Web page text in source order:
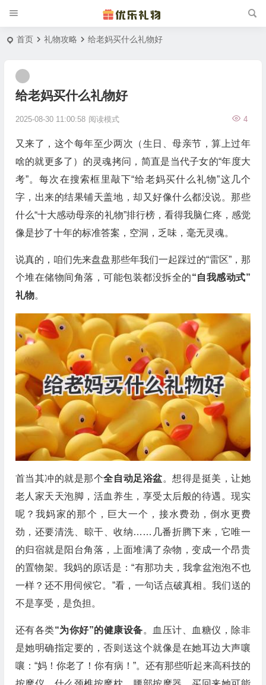
首页 礼物攻略 给老妈买什么礼物好
给老妈买什么礼物好
2025-08-30 11:00:58 4
阅读模式
又来了，这个每年至少两次（生日、母亲节，算上过年
啥的就更多了）的灵魂拷问，简直是当代子女的“年度大
考”。每次在搜索框里敲下“给老妈买什么礼物”这几个
字，出来的结果铺天盖地，却又好像什么都没说。那些
什么“十大感动母亲的礼物”排行榜，看得我脑仁疼，感觉
像是抄了十年的标准答案，空洞，乏味，毫无灵魂。
说真的，咱们先来盘盘那些年我们一起踩过的“雷区”，那
个堆在储物间角落，可能包装都没拆全的“自我感动式”
礼物。
首当其冲的就是那个全自动足浴盆。想得是挺美，让她
老人家天天泡脚，活血养生，享受太后般的待遇。现实
呢？我妈家的那个，巨大一个，接水费劲，倒水更费
劲，还要清洗、晾干、收纳……几番折腾下来，它唯一
的归宿就是阳台角落，上面堆满了杂物，变成一个昂贵
的置物架。我妈的原话是：“有那功夫，我拿盆泡泡不也
一样？还不用伺候它。”看，一句话点破真相。我们送的
不是享受，是负担。
还有各类“为你好”的健康设备。血压计、血糖仪，除非
是她明确指定要的，否则送这个就像是在她耳边大声嚷
嚷：“妈！你老了！你有病！”。还有那些听起来高科技的